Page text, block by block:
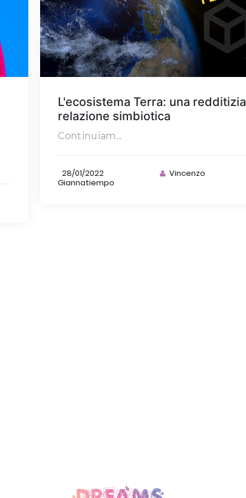
L'ecosistema Terra: una redditizia
relazione simbiotica
Continuiam...
28/01/2022
Vincenzo
Giannatiempo